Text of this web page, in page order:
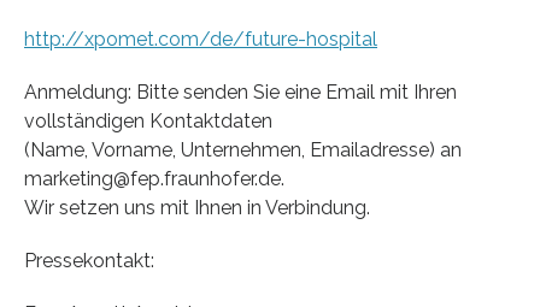
http://xpomet.com/de/future-hospital
Anmeldung: Bitte senden Sie eine Email mit Ihren
vollständigen Kontaktdaten
(Name, Vorname, Unternehmen, Emailadresse) an
marketing@fep.fraunhofer.de.
Wir setzen uns mit Ihnen in Verbindung.
Pressekontakt: